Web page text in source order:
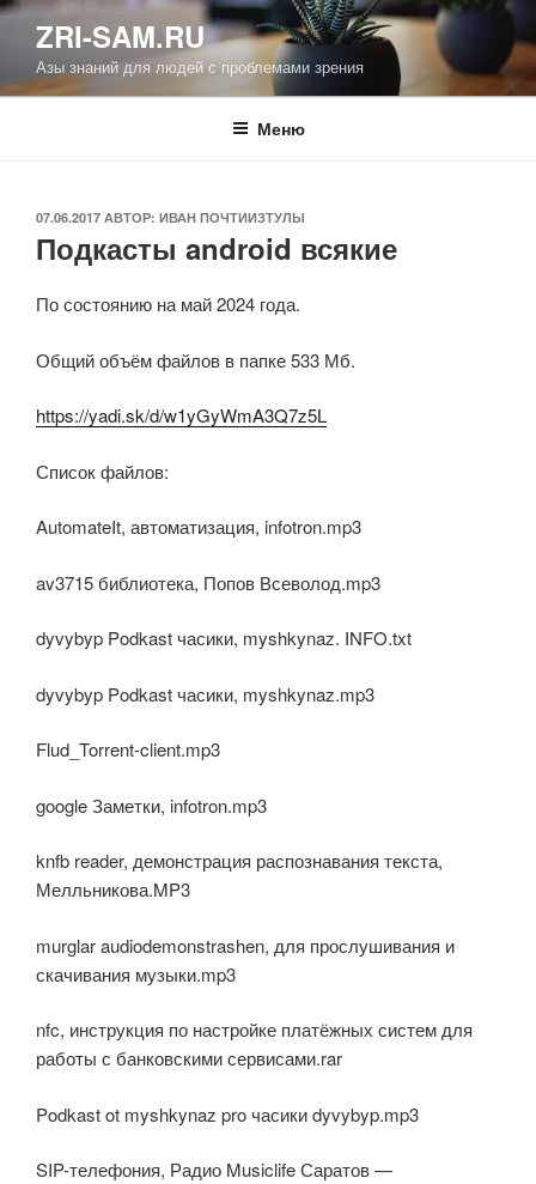
Перейти
содержимому
ZRI-SAM.RU
Азы знаний для людей с проблемами зрения
Меню
ОПУБЛИКОВАНО
07.06.2017 АВТОР: ИВАН ПОЧТИИЗТУЛЫ
Подкасты android всякие
По состоянию на май 2024 года.
Общий объём файлов в папке 533 Мб.
https://yadi.sk/d/w1yGyWmA3Q7z5L
Список файлов:
AutomateIt, автоматизация, infotron.mp3
av3715 библиотека, Попов Всеволод.mp3
dyvybyp Podkast часики, myshkynaz. INFO.txt
dyvybyp Podkast часики, myshkynaz.mp3
Flud_Torrent-client.mp3
google Заметки, infotron.mp3
knfb reader, демонстрация распознавания текста,
Мелльникова.MP3
murglar audiodemonstrashen, для прослушивания и
скачивания музыки.mp3
nfc, инструкция по настройке платёжных систем для
работы с банковскими сервисами.rar
Podkast ot myshkynaz pro часики dyvybyp.mp3
SIP-телефония, Радио Musiclife Саратов —